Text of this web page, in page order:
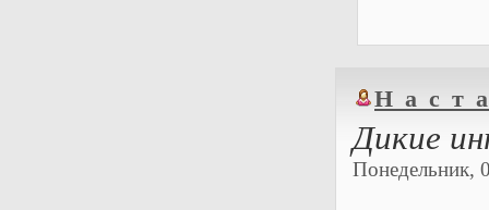
Дикие
Понедельник,